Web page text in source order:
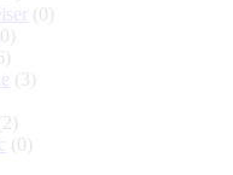
(0)
(3)
(0)